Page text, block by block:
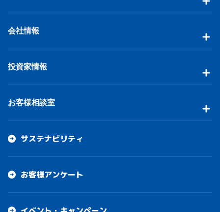
会社情報
投資家情報
お客様相談室
サステナビリティ
お客様アンケート